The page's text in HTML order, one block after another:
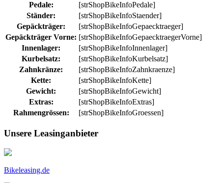
Pedale:
[strShopBikeInfoPedale]
Ständer:
[strShopBikeInfoStaender]
Gepäckträger:
[strShopBikeInfoGepaecktraeger]
Gepäckträger Vorne: [strShopBikeInfoGepaecktraegerVorne]
Innenlager:
[strShopBikeInfoInnenlager]
Kurbelsatz:
[strShopBikeInfoKurbelsatz]
Zahnkränze:
[strShopBikeInfoZahnkraenze]
Kette:
[strShopBikeInfoKette]
Gewicht:
[strShopBikeInfoGewicht]
Extras:
[strShopBikeInfoExtras]
Rahmengrössen:
[strShopBikeInfoGroessen]
Unsere Leasinganbieter
Bikeleasing.de